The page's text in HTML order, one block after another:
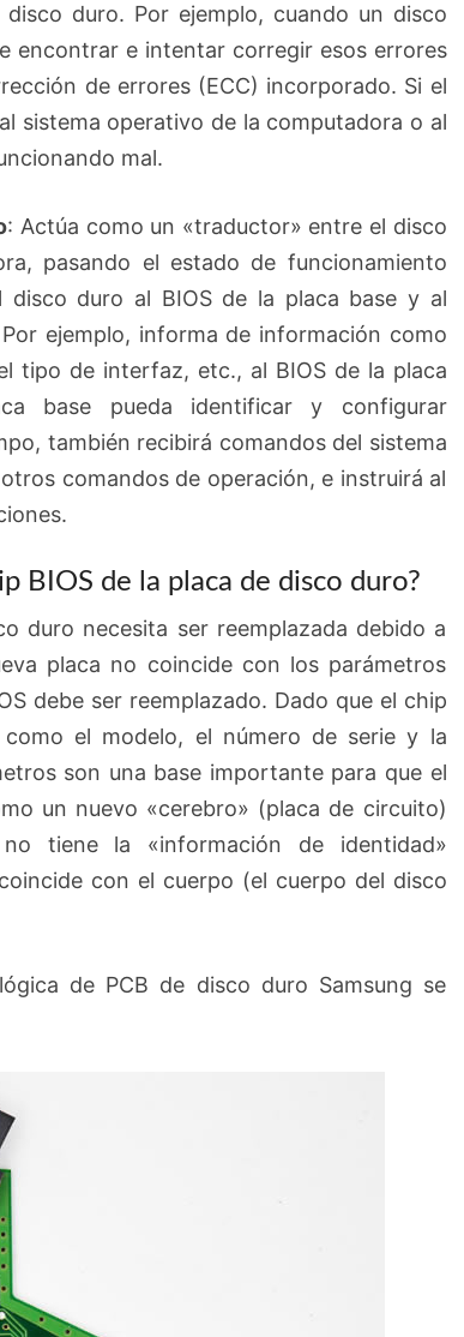
duro. Por ejemplo, cuando un disco
encontrar e intentar corregir esos errores
de errores (ECC) incorporado. Si el
sistema operativo de la computadora o al
mal.
: Actúa como un «traductor» entre el disco
pasando el estado de funcionamiento
duro al BIOS de la placa base y al
ejemplo, informa de información como
tipo de interfaz, etc., al BIOS de la placa
base pueda identificar y configurar
también recibirá comandos del sistema
comandos de operación, e instruirá al
BIOS de la placa de disco duro?
duro necesita ser reemplazada debido a
placa no coincide con los parámetros
debe ser reemplazado. Dado que el chip
como el modelo, el número de serie y la
son una base importante para que el
un nuevo «cerebro» (placa de circuito)
tiene la «información de identidad»
con el cuerpo (el cuerpo del disco
de PCB de disco duro Samsung se